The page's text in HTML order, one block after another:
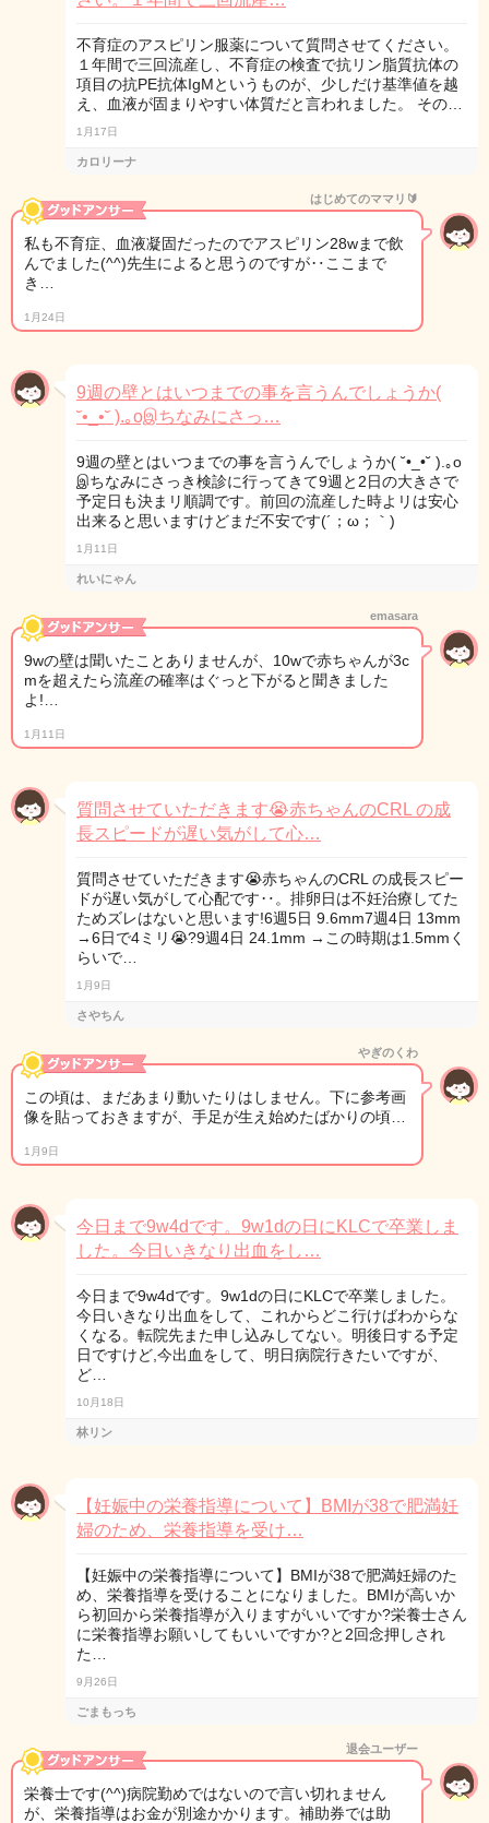
不育症のアスピリン服薬について質問させてください。
１年間で三回流産し、不育症の検査で抗リン脂質抗体の
項目の抗PE抗体IgMというものが、少しだけ基準値を越
え、血液が固まりやすい体質だと言われました。 その…
1月17日
カロリーナ
はじめてのママリ🔰
私も不育症、血液凝固だったのでアスピリン28wまで飲
んでました(^^)先生によると思うのですが‥ここまで
き…
1月24日
9週の壁とはいつまでの事を言うんでしょうか(
˘•_•˘ ).｡oஇちなみにさっ…
9週の壁とはいつまでの事を言うんでしょうか( ˘•_•˘ ).｡o
இちなみにさっき検診に行ってきて9週と2日の大きさで
予定日も決まリ順調です。前回の流産した時よリは安心
出来ると思いますけどまだ不安です(´；ω；｀)
1月11日
れいにゃん
emasara
9wの壁は聞いたことありませんが、10wで赤ちゃんが3c
mを超えたら流産の確率はぐっと下がると聞きました
よ!…
1月11日
質問させていただきます😭赤ちゃんのCRL の成
長スピードが遅い気がして心…
質問させていただきます😭赤ちゃんのCRL の成長スピー
ドが遅い気がして心配です‥。排卵日は不妊治療してた
ためズレはないと思います!6週5日 9.6mm7週4日 13mm
→6日で4ミリ😭?9週4日 24.1mm →この時期は1.5mmく
らいで…
1月9日
さやちん
やぎのくわ
この頃は、まだあまり動いたりはしません。下に参考画
像を貼っておきますが、手足が生え始めたばかりの頃…
1月9日
今日まで9w4dです。9w1dの日にKLCで卒業しま
した。今日いきなり出血をし…
今日まで9w4dです。9w1dの日にKLCで卒業しました。
今日いきなり出血をして、これからどこ行けばわからな
くなる。転院先また申し込みしてない。明後日する予定
日ですけど,今出血をして、明日病院行きたいですが、
ど…
10月18日
林リン
【妊娠中の栄養指導について】BMIが38で肥満妊
婦のため、栄養指導を受け…
【妊娠中の栄養指導について】BMIが38で肥満妊婦のた
め、栄養指導を受けることになりました。BMIが高いか
ら初回から栄養指導が入りますがいいですか?栄養士さん
に栄養指導お願いしてもいいですか?と2回念押しされ
た…
9月26日
ごまもっち
退会ユーザー
栄養士です(^^)病院勤めではないので言い切れません
が、栄養指導はお金が別途かかります。補助券では助